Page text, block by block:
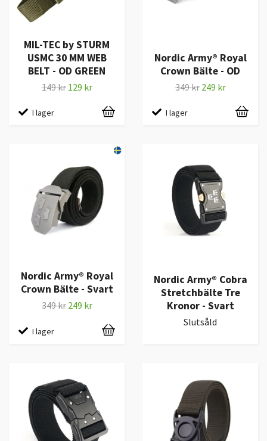
MIL-TEC by STURM
USMC 30 MM WEB
BELT - OD GREEN
149 kr 129 kr
I lager
Nordic Army® Royal
Crown Bälte - OD
349 kr 249 kr
I lager
Nordic Army® Royal
Crown Bälte - Svart
349 kr 249 kr
I lager
Nordic Army® Cobra
Stretchbälte Tre
Kronor - Svart
Slutsåld